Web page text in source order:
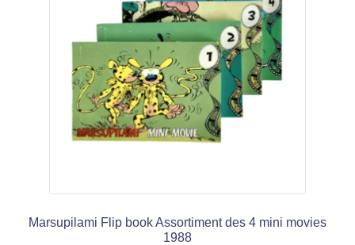
Marsupilami Flip book Assortiment des 4 mini movies
1988